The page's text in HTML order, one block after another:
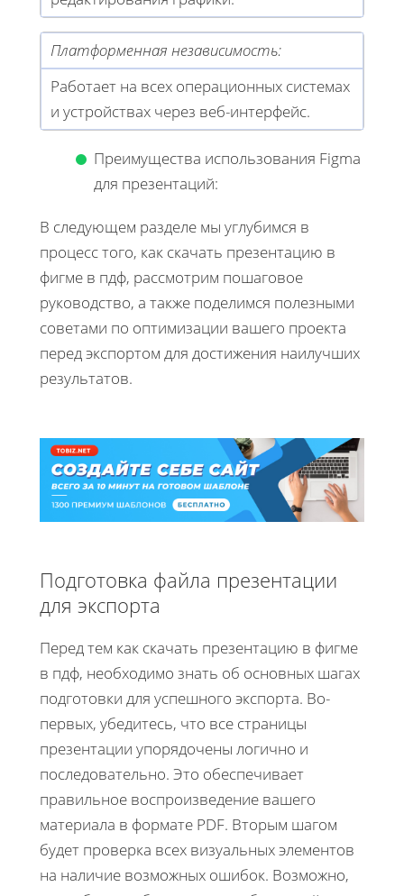
Платформенная независимость:
Работает на всех операционных системах
и устройствах через веб-интерфейс.
Преимущества использования Figma
для презентаций:
В следующем разделе мы углубимся в
процесс того, как скачать презентацию в
фигме в пдф, рассмотрим пошаговое
руководство, а также поделимся полезными
советами по оптимизации вашего проекта
перед экспортом для достижения наилучших
результатов.
Подготовка файла презентации
для экспорта
Перед тем как скачать презентацию в фигме
в пдф, необходимо знать об основных шагах
подготовки для успешного экспорта. Во-
первых, убедитесь, что все страницы
презентации упорядочены логично и
последовательно. Это обеспечивает
правильное воспроизведение вашего
материала в формате PDF. Вторым шагом
будет проверка всех визуальных элементов
на наличие возможных ошибок. Возможно,